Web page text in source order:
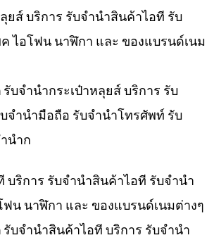
ยส์ บริการ รับจำนำสินค้าไอที รับ
ไอโฟน นาฬิกา และ ของแบรนด์เนม
บจำนำกระเป๋าหลุยส์ บริการ รับ
จำนำมือถือ รับจำนำโทรศัพท์ รับ
นำก
บริการ รับจำนำสินค้าไอที รับจำนำ
น นาฬิกา และ ของแบรนด์เนมต่างๆ
บจำนำสินค้าไอที บริการ รับจำนำ